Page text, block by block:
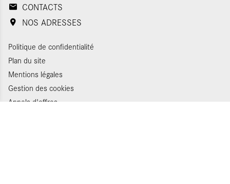
CONTACTS
NOS ADRESSES
Politique de confidentialité
Plan du site
Mentions légales
Gestion des cookies
Appels d'offres